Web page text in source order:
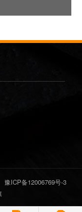
豫ICP备12006769号-3